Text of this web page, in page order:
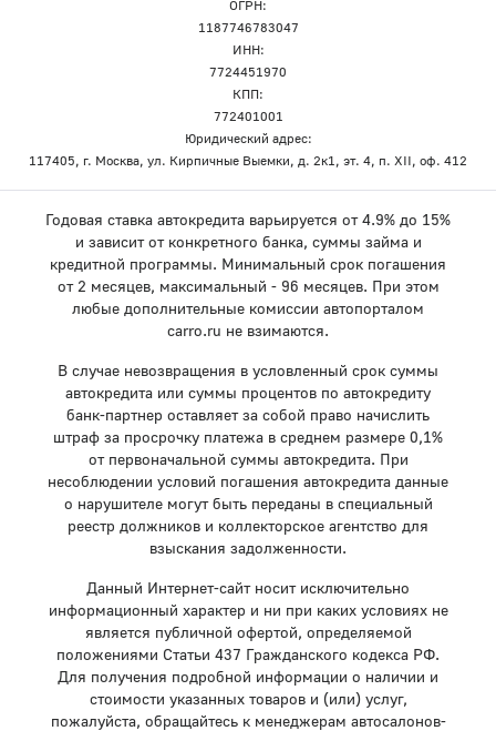
ОГРН:
1187746783047
ИНН:
7724451970
КПП:
772401001
Юридический адрес:
117405, г. Москва, ул. Кирпичные Выемки, д. 2к1, эт. 4, п. XII, оф. 412
Годовая ставка автокредита варьируется от 4.9% до 15%
и зависит от конкретного банка, суммы займа и
кредитной программы. Минимальный срок погашения
от 2 месяцев, максимальный - 96 месяцев. При этом
любые дополнительные комиссии автопорталом
carro.ru не взимаются.
В случае невозвращения в условленный срок суммы
автокредита или суммы процентов по автокредиту
банк-партнер оставляет за собой право начислить
штраф за просрочку платежа в среднем размере 0,1%
от первоначальной суммы автокредита. При
несоблюдении условий погашения автокредита данные
о нарушителе могут быть переданы в специальный
реестр должников и коллекторское агентство для
взыскания задолженности.
Данный Интернет-сайт носит исключительно
информационный характер и ни при каких условиях не
является публичной офертой, определяемой
положениями Статьи 437 Гражданского кодекса РФ.
Для получения подробной информации о наличии и
стоимости указанных товаров и (или) услуг,
пожалуйста, обращайтесь к менеджерам автосалонов-